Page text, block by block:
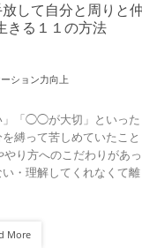
して自分と周りと仲
きる１１の方法
ション力向上
「◯◯が大切」といった
縛って苦しめていたこと
り方へのこだわりがあっ
・理解してくれなくて離
More